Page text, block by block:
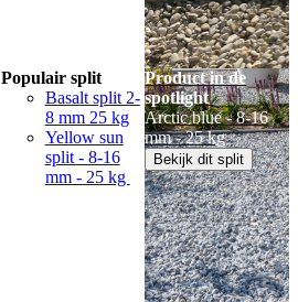
Populair split
Basalt split 2-
8 mm 25 kg
Yellow sun
split - 8-16
mm - 25 kg
Product in de
spotlight
Arctic blue - 8-16
mm - 25 kg
Bekijk dit split